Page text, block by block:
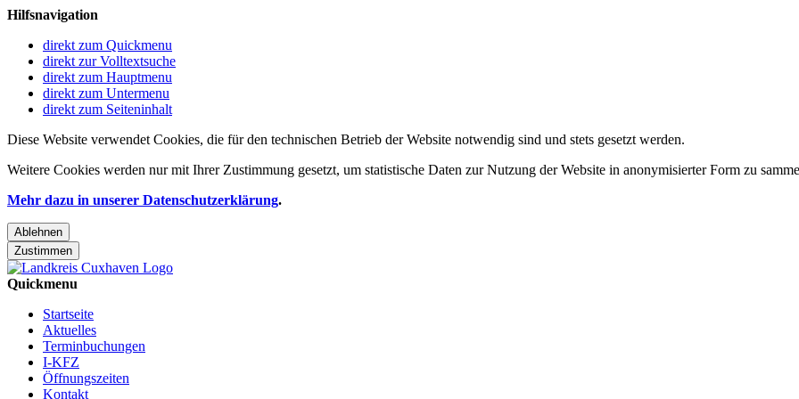
Hilfsnavigation
direkt zum Quickmenu
direkt zur Volltextsuche
direkt zum Hauptmenu
direkt zum Untermenu
direkt zum Seiteninhalt
Diese Website verwendet Cookies, die für den technischen Betrieb der Website notwendig sind und stets gesetzt werden.
Weitere Cookies werden nur mit Ihrer Zustimmung gesetzt, um statistische Daten zur Nutzung der Website in anonymisierter Form zu
Mehr dazu in unserer Datenschutzerklärung.
Ablehnen
Zustimmen
Quickmenu
Startseite
Aktuelles
Terminbuchungen
I-KFZ
Öffnungszeiten
Kontakt